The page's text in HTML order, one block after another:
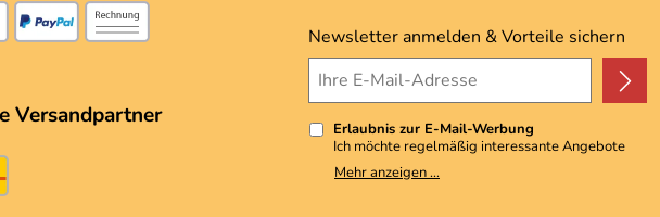
Versandpartner
Newsletter anmelden & Vorteile sichern
Erlaubnis zur E-Mail-Werbung
Ich möchte regelmäßig interessante Angebote
per E-Mail erhalten. Meine E-Mail-Adresse wird
nicht an andere Unternehmen weitergegeben. Zu
Mehr anzeigen ...